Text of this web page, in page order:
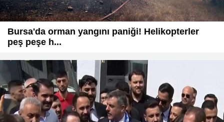
Bursa'da orman yangını paniği! Helikopterler
peş peşe h...